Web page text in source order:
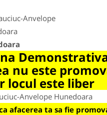
Anvelope
nu este
locul este liber
Anvelope Hunedoara
afacerea ta sa fie